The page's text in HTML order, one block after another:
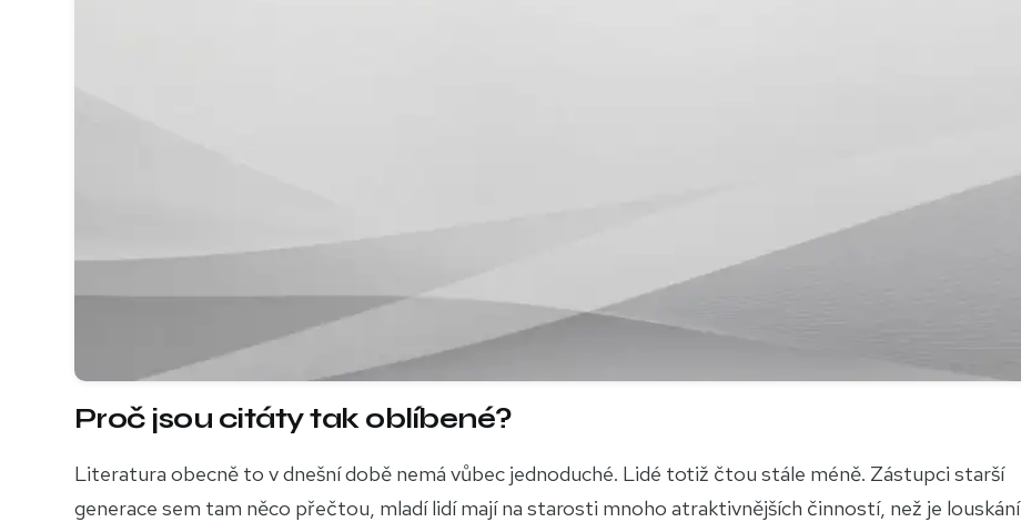
Proč jsou citáty tak oblíbené?
Literatura obecně to v dnešní době nemá vůbec jednoduché. Lidé totiž čtou stále méně. Zástupci starší
generace sem tam něco přečtou, mladí lidí mají na starosti mnoho atraktivnějších činností, než je louskání